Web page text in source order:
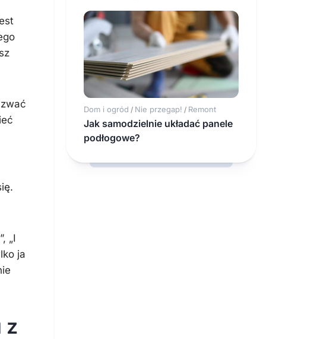
„I
ja
z
Dom i ogród / Nie przegap! / Remont
Jak samodzielnie układać panele
podłogowe?